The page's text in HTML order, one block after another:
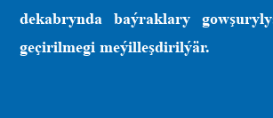
dekabrynda baýraklary
geçirilmegi meýilleşdirilýär.